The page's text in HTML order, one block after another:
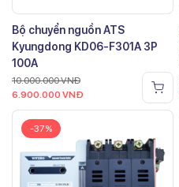
Bộ chuyển nguồn ATS
Kyungdong KD06-F301A 3P
100A
10.000.000VNĐ
6.900.000 VNĐ
-37%